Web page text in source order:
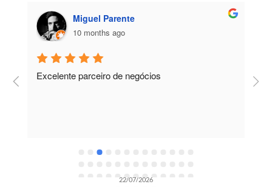
Miguel Parente
10 months ago
Excelente parceiro de negócios
OPORTUNIDADES DE RECRUTAMENTO SEM CATEGORIA
22/07/2026